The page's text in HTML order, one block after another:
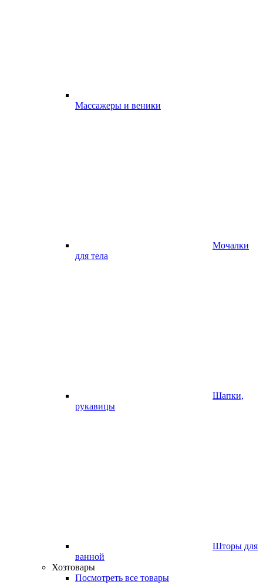
Массажеры и веники
Мочалки
для тела
Шапки,
рукавицы
Шторы для
ванной
Хозтовары
Посмотреть все товары